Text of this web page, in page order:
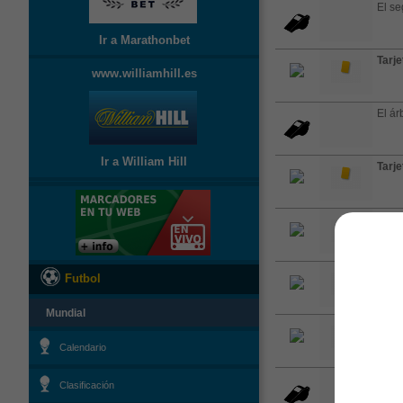
Ir a Marathonbet
www.williamhill.es
Ir a William Hill
Futbol
Mundial
Calendario
Clasificación
El
El
El